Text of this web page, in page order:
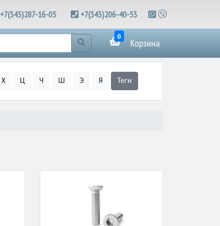
+7(343)287-16-05 +7(343)206-40-53
0
Корзина
Х Ц Ч Ш Э Я Теги